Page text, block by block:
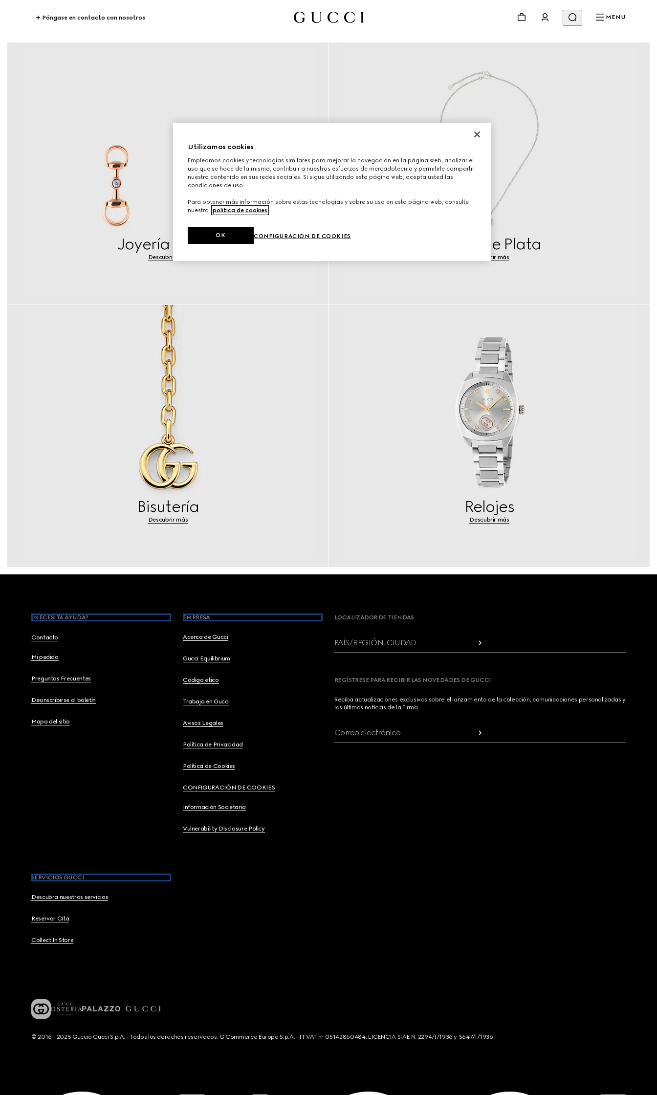
Póngase en contacto con nosotros MENU
Joyería de oro
Descubrir más
Joyas de Plata
Descubrir más
Bisutería
Descubrir más
Relojes
Descubrir más
Footer
¿NECESITA AYUDA?
Contacto
Mi pedido
Preguntas Frecuentes
Desinscribirse al boletín
Mapa del sitio
EMPRESA
Acerca de Gucci
Gucci Equilibrium
Código ético
Trabaja en Gucci
Avisos Legales
Política de Privacidad
Política de Cookies
CONFIGURACIÓN DE COOKIES
Información Societaria
Vulnerability Disclosure Policy
SERVICIOS GUCCI
Descubra nuestros servicios
Reservar Cita
Collect In Store
LOCALIZADOR DE TIENDAS
PAÍS/REGIÓN, CIUDAD
REGÍSTRESE PARA RECIBIR LAS NOVEDADES DE GUCCI
Reciba actualizaciones exclusivas sobre el lanzamiento de la colección, comunicaciones personalizadas y
las últimas noticias de la Firma.
Correo electrónico
© 2016 - 2025 Guccio Gucci S.p.A. - Todos los derechos reservados. G Commerce Europe S.p.A. - IT VAT nr 05142860484. LICENCIA SIAE N. 2294/I/1936 y 5647/I/1936
Utilizamos cookies
Empleamos cookies y tecnologías similares para mejorar la navegación en la página web, analizar el
uso que se hace de la misma, contribuir a nuestros esfuerzos de mercadotecnia y permitirle compartir
nuestro contenido en sus redes sociales. Si sigue utilizando esta página web, acepta usted las
condiciones de uso.
Para obtener más información sobre estas tecnologías y sobre su uso en esta página web, consulte
nuestra
política de cookies
CONFIGURACIÓN DE COOKIES
OK